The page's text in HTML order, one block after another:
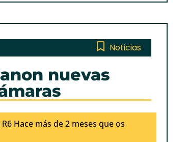
Noticias
nuevas
Hace más de 2 meses que os